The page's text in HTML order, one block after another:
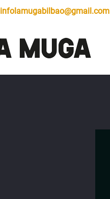
infolamugabilbao@gmail.com